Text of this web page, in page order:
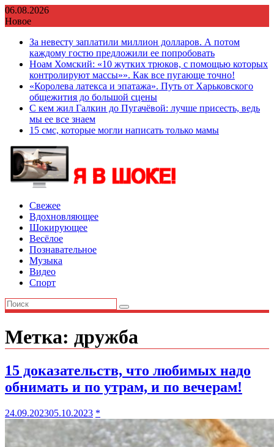
Перейти
к
06.08.2026
Новое
За невесту заплатили миллион долларов. А потом
каждому гостю предложили ее попробовать
Ноам Хомский: «10 жутких трюков, с помощью которых
контролируют массы»». Как все пугающе точно!
«Королева латекса и эпатажа». Путь от Харьковского
общежития до большой сцены
С кем жил Галкин до Пугачёвой: лучше присесть, ведь
мы ее все знаем
15 смс, которые могли написать только мамы
Свежее
Вдохновляющее
Шокирующее
Весёлое
Познавательное
Музыка
Видео
Спорт
Метка: дружба
15 доказательств, что любимых надо
обнимать и по утрам, и по вечерам!
24.09.202305.10.2023 *